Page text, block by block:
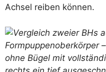
Achsel reiben können.